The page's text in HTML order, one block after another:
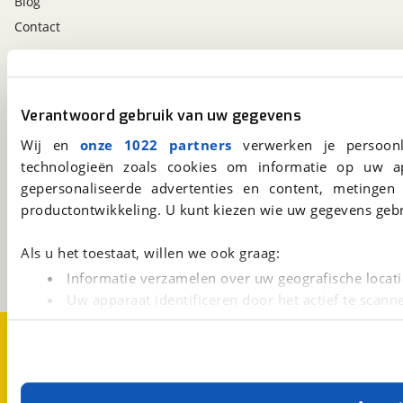
Verantwoord gebruik van uw gegevens
Wij en onze 1022 partners verwerken je
technologieën zoals cookies om informatie op
gepersonaliseerde advertenties en content,
productontwikkeling. U kunt kiezen wie uw gegevens
Als u het toestaat, willen we ook graag:
Informatie verzamelen over uw geografische
Uw apparaat identificeren door het actief te
Lees meer over hoe uw persoonlijke gegevens worden
Met cookies en vergelijkbare technieken zorgen we
Contact
viaBOVAG.nl
15
Een initiatief van
BOVAG
viaBOVAG.nl app
Altijd het meest recente aanbod bij de hand.